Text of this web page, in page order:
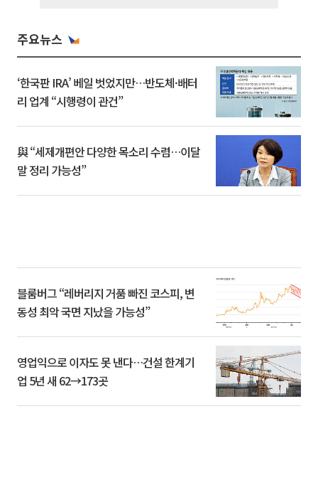
주요뉴스
‘한국판 IRA’ 베일 벗었지만…반도체·배터
리 업계 “시행령이 관건”
與 “세제개편안 다양한 목소리 수렴…이달
말 정리 가능성”
블룸버그 “레버리지 거품 빠진 코스피, 변
동성 최악 국면 지났을 가능성”
영업익으로 이자도 못 낸다…건설 한계기
업 5년 새 62→173곳